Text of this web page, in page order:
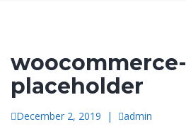
woocommerce-
placeholder
December 2, 2019 | admin